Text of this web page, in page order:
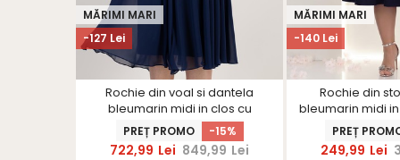
-127 Lei
MĂRIMI MARI
Rochie din voal si dantela
bleumarin midi in clos cu
maneci din voal tip fluture
PREȚ PROMO -15%
722,99 Lei 849,99 Lei
-140 Lei
MĂRIMI MARI
Rochie din
bleumarin midi
brodate si flori
PREȚ
249,99 Lei